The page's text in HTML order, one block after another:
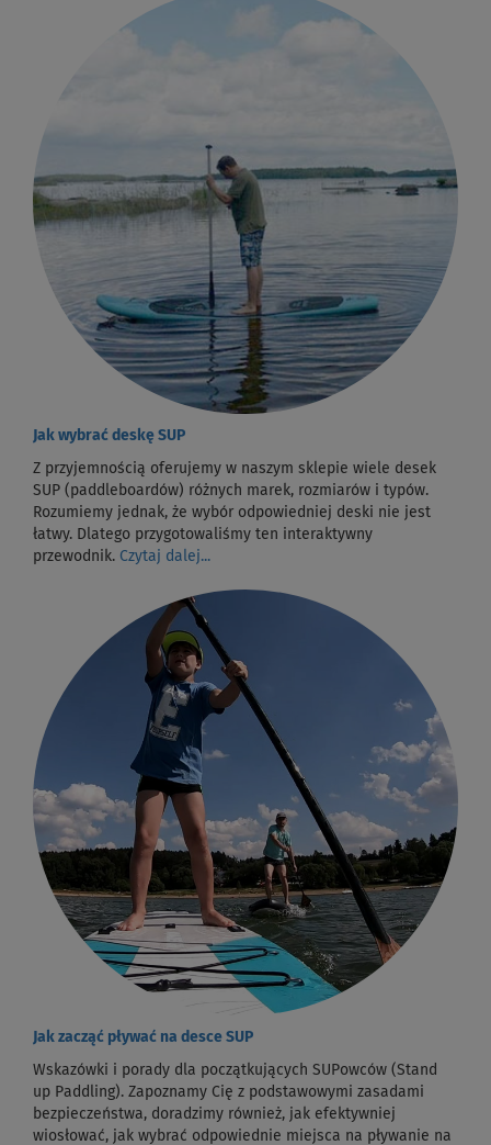
Jak wybrać deskę SUP
Z przyjemnością oferujemy w naszym sklepie wiele desek
SUP (paddleboardów) różnych marek, rozmiarów i typów.
Rozumiemy jednak, że wybór odpowiedniej deski nie jest
łatwy. Dlatego przygotowaliśmy ten interaktywny
przewodnik. Czytaj dalej...
Jak zacząć pływać na desce SUP
Wskazówki i porady dla początkujących SUPowców (Stand
up Paddling). Zapoznamy Cię z podstawowymi zasadami
bezpieczeństwa, doradzimy również, jak efektywniej
wiosłować, jak wybrać odpowiednie miejsca na pływanie na